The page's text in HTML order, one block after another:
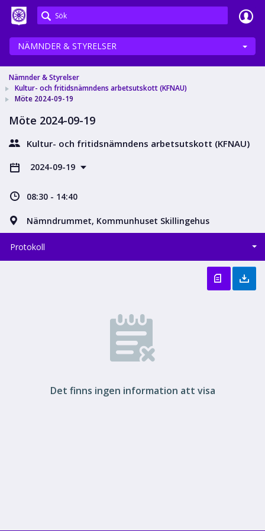
Meetings+
NÄMNDER & STYRELSER
Nämnder & Styrelser
Kultur- och fritidsnämndens arbetsutskott (KFNAU)
Möte 2024-09-19
Möte 2024-09-19
Kultur- och fritidsnämndens arbetsutskott (KFNAU)
2024-09-19
08:30 - 14:40
Nämndrummet, Kommunhuset Skillingehus
Protokoll
Det finns ingen information att visa